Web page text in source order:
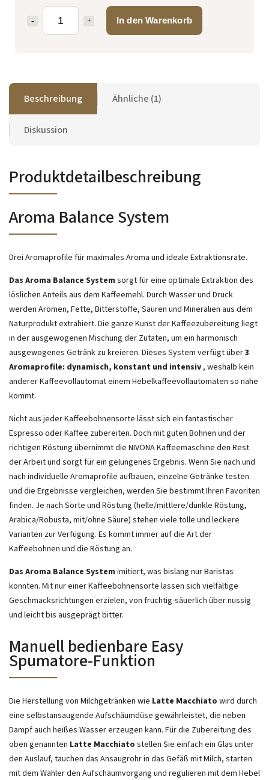
In den Warenkorb
Beschreibung Ähnliche (1)
Diskussion
Produktdetailbeschreibung
Aroma Balance System
Drei Aromaprofile für maximales Aroma und ideale Extraktionsrate.
Das Aroma Balance System sorgt für eine optimale Extraktion des
löslichen Anteils aus dem Kaffeemehl. Durch Wasser und Druck
werden Aromen, Fette, Bitterstoffe, Säuren und Mineralien aus dem
Naturprodukt extrahiert. Die ganze Kunst der Kaffeezubereitung liegt
in der ausgewogenen Mischung der Zutaten, um ein harmonisch
ausgewogenes Getränk zu kreieren. Dieses System verfügt über3
Aromaprofile: dynamisch, konstant und intensiv , weshalb kein
anderer Kaffeevollautomat einem Hebelkaffeevollautomaten so nahe
kommt.
Nicht aus jeder Kaffeebohnensorte lässt sich ein fantastischer
Espresso oder Kaffee zubereiten. Doch mit guten Bohnen und der
richtigen Röstung übernimmt die NIVONA Kaffeemaschine den Rest
der Arbeit und sorgt für ein gelungenes Ergebnis. Wenn Sie nach und
nach individuelle Aromaprofile aufbauen, einzelne Getränke testen
und die Ergebnisse vergleichen, werden Sie bestimmt Ihren Favoriten
finden. Je nach Sorte und Röstung (helle/mittlere/dunkle Röstung,
Arabica/Robusta, mit/ohne Säure) stehen viele tolle und leckere
Varianten zur Verfügung. Es kommt immer auf die Art der
Kaffeebohnen und die Röstung an.
Das Aroma Balance System imitiert, was bislang nur Baristas
konnten. Mit nur einer Kaffeebohnensorte lassen sich vielfältige
Geschmacksrichtungen erzielen, von fruchtig-säuerlich über nussig
und leicht bis ausgeprägt bitter.
Manuell bedienbare Easy
Spumatore-Funktion
Die Herstellung von Milchgetränken wie Latte Macchiato wird durch
eine selbstansaugende Aufschäumdüse gewährleistet, die neben
Dampf auch heißes Wasser erzeugen kann. Für die Zubereitung des
oben genannten Latte Macchiato stellen Sie einfach ein Glas unter
den Auslauf, tauchen das Ansaugrohr in das Gefäß mit Milch, starten
mit dem Wähler den Aufschäumvorgang und regulieren mit dem Hebel